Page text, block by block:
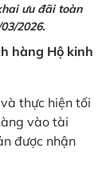
ưu đãi toàn
2026.
hàng Hộ kinh
thực hiện tối
vào tài
được nhận